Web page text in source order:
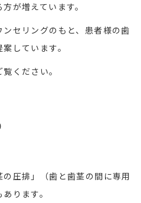
が増えています。
セリングのもと、患者様の歯
しています。
覧ください。
圧排」（歯と歯茎の間に専用
ります。